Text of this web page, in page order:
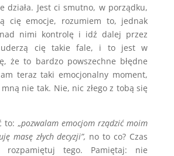
działa. Jest ci smutno, w porządku,
cię emocje, rozumiem to, jednak
nimi kontrolę i idź dalej przez
uderzą cię takie fale, i to jest w
że to bardzo powszechne błędne
teraz taki emocjonalny moment,
nie tak. Nie, nic złego z tobą się
to: „pozwalam emocjom rządzić moim
masę złych decyzji”, no to co? Czas
tego. Pamiętaj: nie